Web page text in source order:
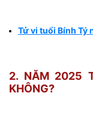
Tử vi tuổi Bính Tý
2. NĂM 2025
KHÔNG?